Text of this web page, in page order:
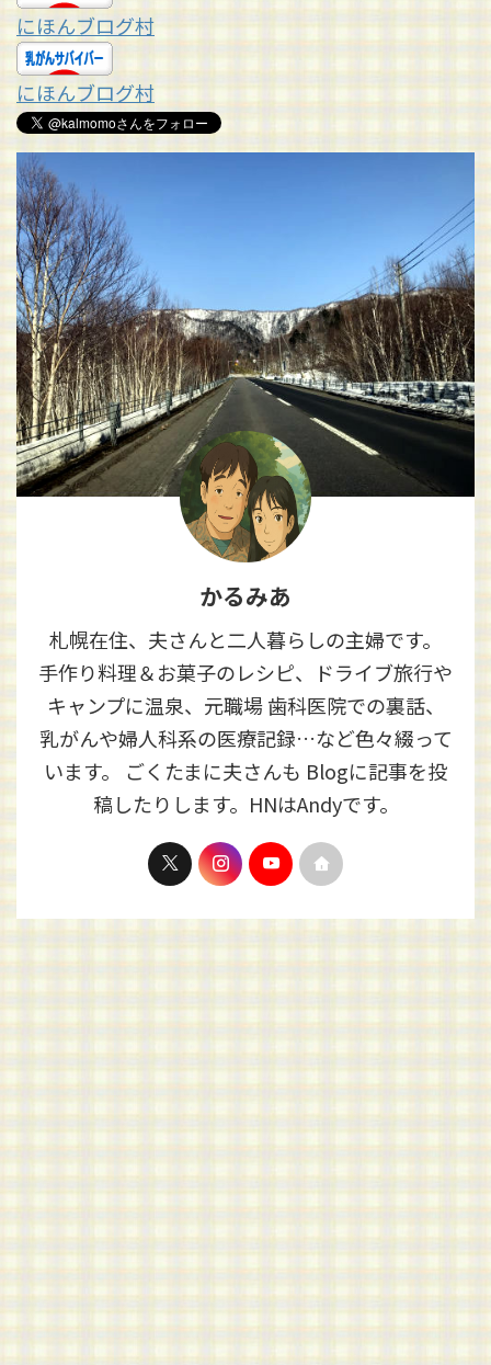
にほんブログ村
にほんブログ村
かるみあ
札幌在住、夫さんと二人暮らしの主婦です。
手作り料理＆お菓子のレシピ、ドライブ旅行や
キャンプに温泉、元職場 歯科医院での裏話、
乳がんや婦人科系の医療記録…など色々綴って
います。 ごくたまに夫さんも Blogに記事を投
稿したりします。HNはAndyです。